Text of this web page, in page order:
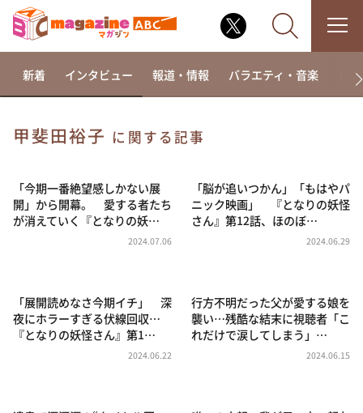
相席食堂
これ余談なんですけど・・・
～人生密着トークバラエティ！～ やすとものいたっ
news おかえり
河合＆A.B.C-Z塚田×福井アナ「なんでやねん！？」
（news おかえり）
新着 インタビュー 報道・情報 バラエティ・音楽 ド
甲斐田裕子 に関する記事
「今期一番絶望感しかない展
開」から開幕。 愛する者たち
が消えていく『となりの妖…
2024.07.06
「脳が追いつかん」「もはやパ
ニック映画」 『となりの妖怪
さん』第12話、ほのぼ…
2024.06.29
「展開読めなさ今期イチ」 深
夜にホラーすぎる伏線回収…
『となりの妖怪さん』第1…
2024.06.22
行方不明だった父が愛する娘を
襲い…残酷な結末に視聴者「こ
れだけで涙してしまう」…
2024.06.15